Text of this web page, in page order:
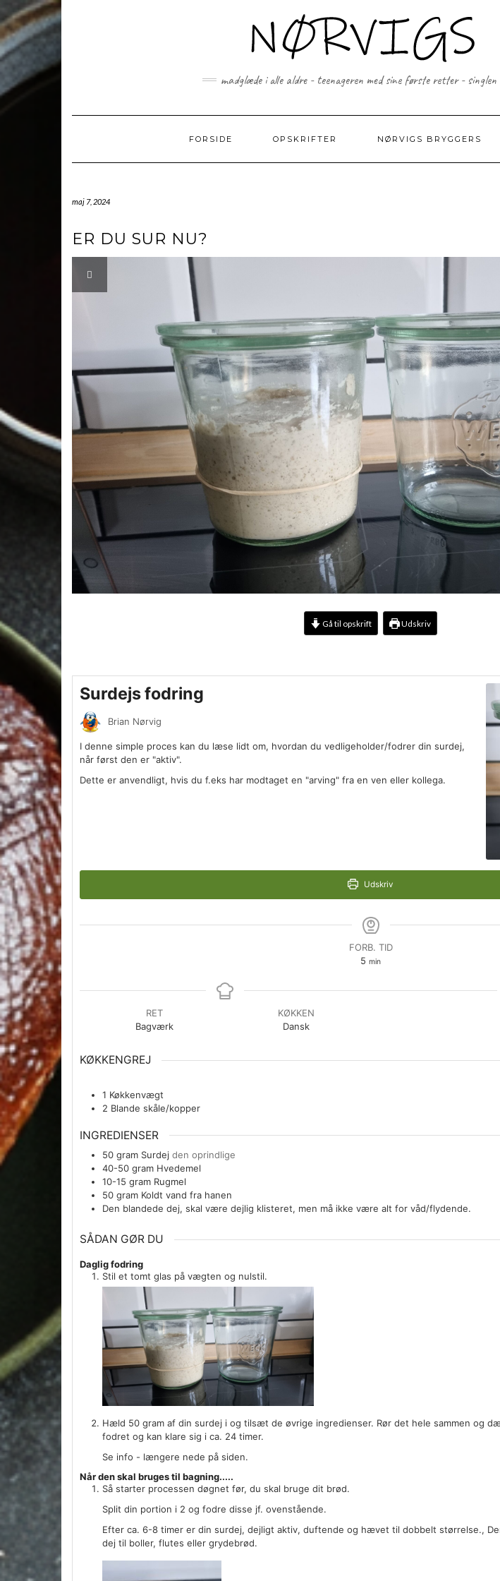
to
content
madglæde i alle aldre - teenageren med sine første retter -
FORSIDE OPSKRIFTER NØRVIGS BRYGGERS
maj 7, 2024
ER DU SUR NU?
Gå til opskrift Udskriv
Surdejs fodring
Brian Nørvig
I denne simple proces kan du læse lidt om, hvordan du vedligeholder/fodrer din surdej,
når først den er "aktiv".
Dette er anvendligt, hvis du f.eks har modtaget en "arving" fra en ven eller kollega.
Udskriv
FORB. TID
5 minutter
min
RET
Bagværk
KØKKEN
Dansk
KØKKENGREJ
1 Køkkenvægt
2 Blande skåle/kopper
INGREDIENSER
50 gram Surdej den oprindlige
40-50 gram Hvedemel
10-15 gram Rugmel
50 gram Koldt vand fra hanen
Den blandede dej, skal være dejlig klisteret, men må ikke være alt for våd/flydende.
SÅDAN GØR DU
Daglig fodring
Stil et tomt glas på vægten og nulstil.
Hæld 50 gram af din surdej i og tilsæt de øvrige ingredienser. Rør det hele sammen og
fodret og kan klare sig i ca. 24 timer.
Se info - længere nede på siden.
Når den skal bruges til bagning.....
Så starter processen døgnet før, du skal bruge dit brød.
Split din portion i 2 og fodre disse jf. ovenstående.
Efter ca. 6-8 timer er din surdej, dejligt aktiv, duftende og hævet til dobbelt størrelse.,
dej til boller, flutes eller grydebrød.